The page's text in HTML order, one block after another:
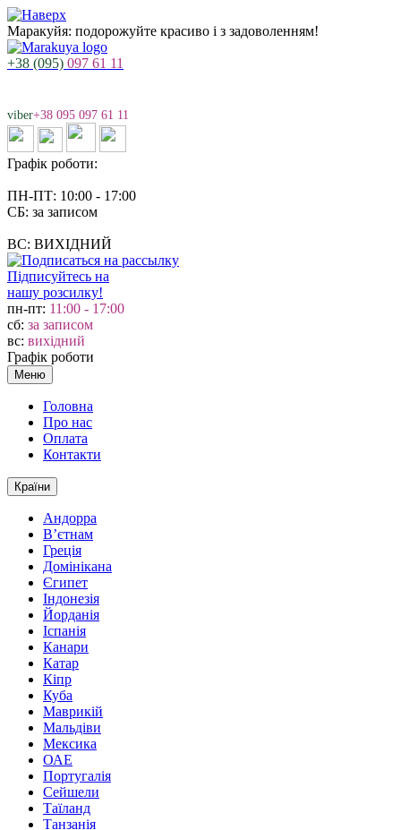
Маракуйя: подорожуйте красиво і з задоволенням!
+38 (095) 097 61 11
viber+38 095 097 61 11
Графік роботи:
ПН-ПТ: 10:00 - 17:00
СБ: за записом
ВС: ВИХІДНИЙ
Підписуйтесь на
нашу розсилку!
пн-пт: 11:00 - 17:00
сб: за записом
вс: вихідний
Графік роботи
Меню
Головна
Про нас
Оплата
Контакти
Країни
Андорра
В’єтнам
Греція
Домінікана
Єгипет
Індонезія
Йорданія
Іспанія
Канари
Катар
Кіпр
Куба
Маврикій
Мальдіви
Мексика
ОАЕ
Португалія
Сейшели
Таїланд
Танзанія